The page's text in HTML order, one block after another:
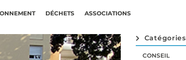
DÉCHETS ASSOCIATIONS
Catégories
CONSEIL